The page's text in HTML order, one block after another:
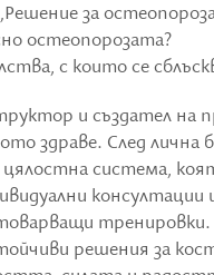
за
остеопорозата?
с които се
и създател на
здраве. След лична
цялостна система,
тренировки.
решения за